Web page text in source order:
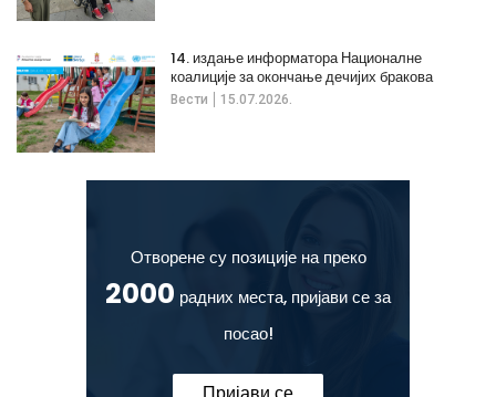
Вести 15.07.2026.
14. издање информатора Националне
коалиције за окончање дечијих бракова
Отворене су позиције на преко
2000 радних места, пријави се за
посао!